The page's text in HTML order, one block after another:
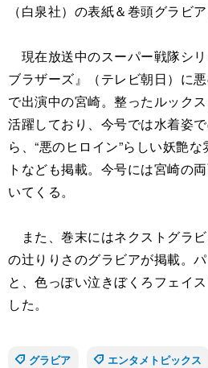
（白泉社）の表紙＆巻頭グラビア
現在放送中のスーパー戦隊シ
ブラザーズ』（テレビ朝日）に
で出演中の宮崎。整ったルック
活躍しており、今号では水着姿
ら、“悪のヒロイン”らしい妖艶
トなども掲載。今号には宮崎の
いてくる。
また、巻末にはネクストグラ
の辻りりさのグラビアが掲載。
と、色っぽい泣きぼくろフェイ
した。
グラビア
エンタメトピックス